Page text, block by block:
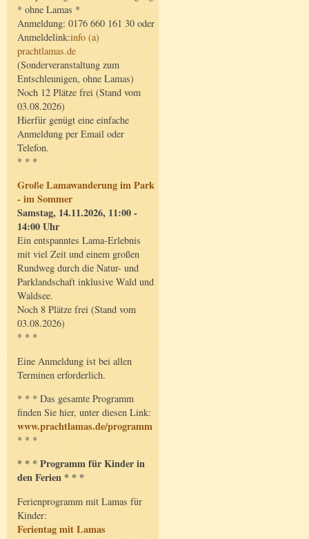
* ohne Lamas *
Anmeldung: 0176 660 161 30 oder
Anmeldelink:info (a)
prachtlamas.de
(Sonderveranstaltung zum
Entschleunigen, ohne Lamas)
Noch 12 Plätze frei (Stand vom
03.08.2026)
Hierfür genügt eine einfache
Anmeldung per Email oder
Telefon.
* * *
Große Lamawanderung im Park
- im Sommer
Samstag, 14.11.2026, 11:00 -
14:00 Uhr
Ein entspanntes Lama-Erlebnis
mit viel Zeit und einem großen
Rundweg durch die Natur- und
Parklandschaft inklusive Wald und
Waldsee.
Noch 8 Plätze frei (Stand vom
03.08.2026)
* * *
Eine Anmeldung ist bei allen
Terminen erforderlich.
* * * Das gesamte Programm
finden Sie hier, unter diesen Link:
www.prachtlamas.de/programm
* * *
* * * Programm für Kinder in
den Ferien * * *
Ferienprogramm mit Lamas für
Kinder:
Ferientag mit Lamas